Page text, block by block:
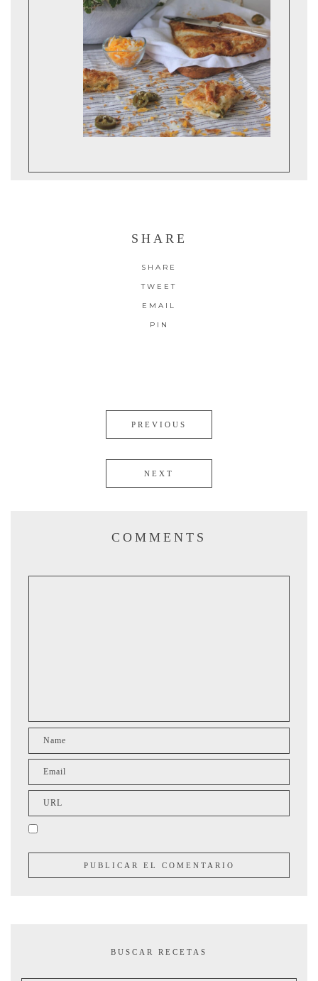
SHARE
SHARE
TWEET
EMAIL
PIN
PREVIOUS
NEXT
COMMENTS
BUSCAR RECETAS